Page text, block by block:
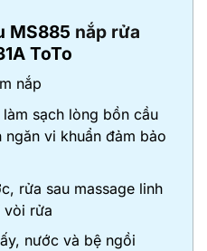
MS885 nắp rửa
ToTo
nắp
sạch lòng bồn cầu
vi khuẩn đảm bảo
rửa sau massage linh
vòi rửa
nước và bệ ngồi